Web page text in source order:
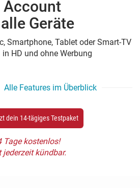
Account
Geräte
Smartphone, Tablet oder Smart-TV
HD und ohne Werbung
Alle Features im Überblick
dein 14-tägiges Testpaket
Tage kostenlos!
jederzeit kündbar.